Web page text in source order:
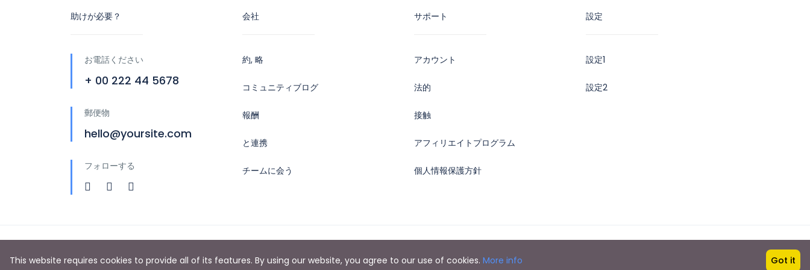
助けが必要？
お電話ください
+ 00 222 44 5678
郵便物
hello@yoursite.com
フォローする
会社
約, 略
コミュニティブログ
報酬
と連携
チームに会う
サポート
アカウント
法的
接触
アフィリエイトプログラム
個人情報保護方針
設定
設定1
設定2
Copyright © 2023 Booking Jordan
This website requires cookies to provide all of its features. By using our website, you agree to our use of cookies. More info Got it